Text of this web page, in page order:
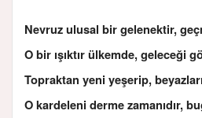
Nevruz ulusal bir gelenektir,
O bir ışıktır ülkemde, geleceği
Topraktan yeni yeşerip,
O kardeleni derme zamanıdır,